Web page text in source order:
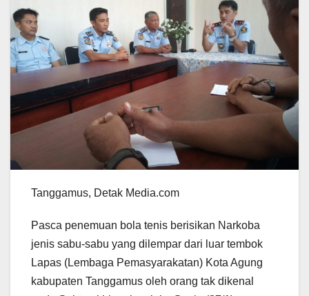
Tanggamus, Detak Media.com
Pasca penemuan bola tenis berisikan Narkoba
jenis sabu-sabu yang dilempar dari luar tembok
Lapas (Lembaga Pemasyarakatan) Kota Agung
kabupaten Tanggamus oleh orang tak dikenal